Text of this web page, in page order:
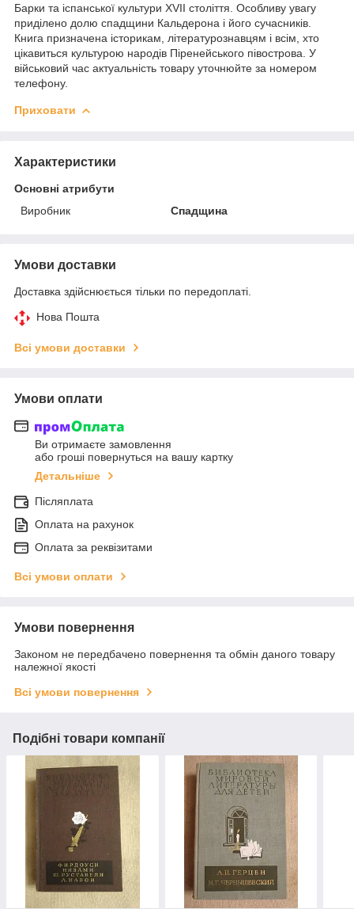
Барки та іспанської культури XVII століття. Особливу увагу
приділено долю спадщини Кальдерона і його сучасників.
Книга призначена історикам, літературознавцям і всім, хто
цікавиться культурою народів Піренейського півострова. У
військовий час актуальність товару уточнюйте за номером
телефону.
Приховати
Характеристики
Основні атрибути
Виробник
Спадщина
Умови доставки
Доставка здійснюється тільки по передоплаті.
Нова Пошта
Всі умови доставки
Умови оплати
Ви отримаєте замовлення
або гроші повернуться на вашу картку
Детальніше
Післяплата
Оплата на рахунок
Оплата за реквізитами
Всі умови оплати
Умови повернення
Законом не передбачено повернення та обмін даного товару
належної якості
Всі умови повернення
Подібні товари компанії